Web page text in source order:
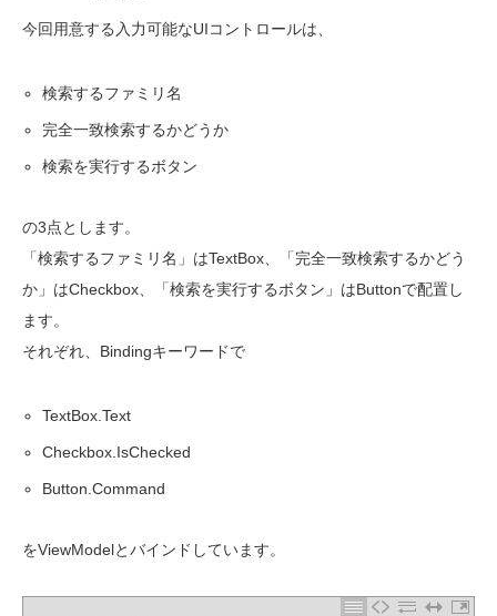
今回用意する入力可能なUIコントロールは、
検索するファミリ名
完全一致検索するかどうか
検索を実行するボタン
の3点とします。
「検索するファミリ名」はTextBox、「完全一致検索するかどう
か 」はCheckbox、「検索を実行するボタン」はButtonで配置し
ます。
それぞれ、Bindingキーワードで
TextBox.Text
Checkbox.IsChecked
Button.Command
をViewModelとバインドしています。